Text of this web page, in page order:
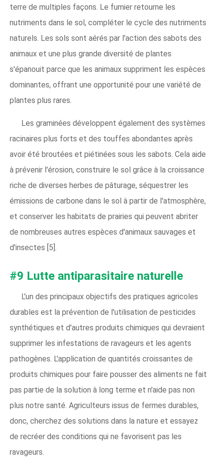
terre de multiples façons. Le fumier retourne les
nutriments dans le sol, compléter le cycle des nutriments
naturels. Les sols sont aérés par l'action des sabots des
animaux et une plus grande diversité de plantes
s'épanouit parce que les animaux suppriment les espèces
dominantes, offrant une opportunité pour une variété de
plantes plus rares.
Les graminées développent également des systèmes
racinaires plus forts et des touffes abondantes après
avoir été broutées et piétinées sous les sabots. Cela aide
à prévenir l'érosion, construire le sol grâce à la croissance
riche de diverses herbes de pâturage, séquestrer les
émissions de carbone dans le sol à partir de l'atmosphère,
et conserver les habitats de prairies qui peuvent abriter
de nombreuses autres espèces d'animaux sauvages et
d'insectes [5].
#9 Lutte antiparasitaire naturelle
L'un des principaux objectifs des pratiques agricoles
durables est la prévention de l'utilisation de pesticides
synthétiques et d'autres produits chimiques qui devraient
supprimer les infestations de ravageurs et les agents
pathogènes. L'application de quantités croissantes de
produits chimiques pour faire pousser des aliments ne fait
pas partie de la solution à long terme et n'aide pas non
plus notre santé. Agriculteurs issus de fermes durables,
donc, cherchez des solutions dans la nature et essayez
de recréer des conditions qui ne favorisent pas les
ravageurs.